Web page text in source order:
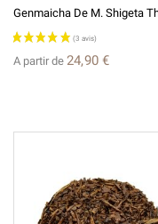
A partir de 24,90 €